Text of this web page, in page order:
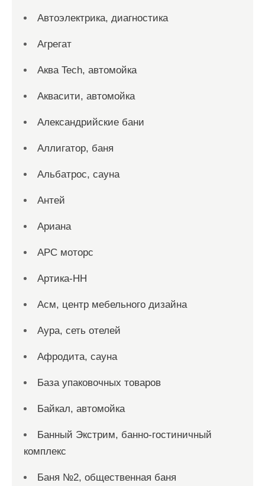
Автоэлектрика, диагностика
Агрегат
Аква Tech, автомойка
Аквасити, автомойка
Александрийские бани
Аллигатор, баня
Альбатрос, сауна
Антей
Ариана
АРС моторс
Артика-НН
Асм, центр мебельного дизайна
Аура, сеть отелей
Афродита, сауна
База упаковочных товаров
Байкал, автомойка
Банный Экстрим, банно-гостиничный
комплекс
Баня №2, общественная баня